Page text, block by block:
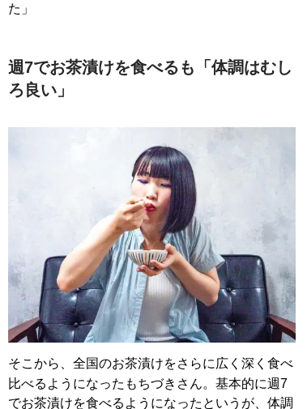
た」
週7でお茶漬けを食べるも「体調はむし
ろ良い」
そこから、全国のお茶漬けをさらに広く深く食べ
比べるようになったもちづきさん。基本的に週7
でお茶漬けを食べるようになったというが、体調